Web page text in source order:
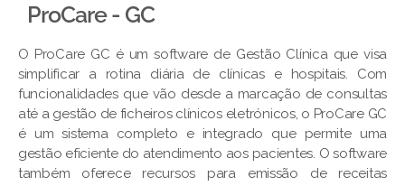
ProCare - GC
O ProCare GC é um software de Gestão Clínica que visa
simplificar a rotina diária de clínicas e hospitais. Com
funcionalidades que vão desde a marcação de consultas
até a gestão de ficheiros clínicos eletrónicos, o ProCare GC
é um sistema completo e integrado que permite uma
gestão eficiente do atendimento aos pacientes. O software
também oferece recursos para emissão de receitas